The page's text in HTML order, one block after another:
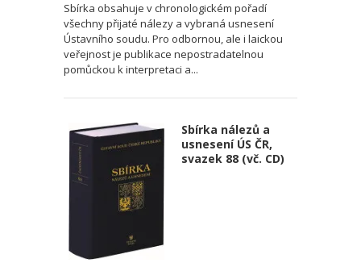
Sbírka obsahuje v chronologickém pořadí
všechny přijaté nálezy a vybraná usnesení
Ústavního soudu. Pro odbornou, ale i laickou
veřejnost je publikace nepostradatelnou
pomůckou k interpretaci a...
Sbírka nálezů a
usnesení ÚS ČR,
svazek 88 (vč. CD)